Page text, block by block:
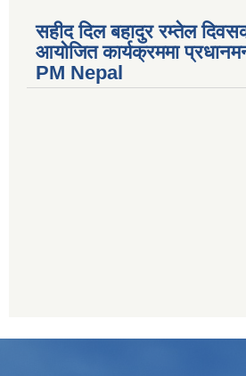
सहीद दिल बहादुर रम्तेल
आयोजित कार्यक्रममा
PM Nepal